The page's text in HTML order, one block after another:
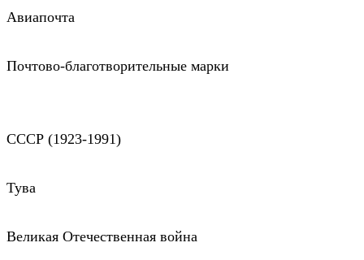
Авиапочта
Почтово-благотворительные марки
СССР (1923-1991)
Тува
Великая Отечественная война